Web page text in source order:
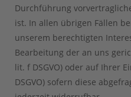
Durchführung
ist. In allen übrigen Fällen
unserem berechtigten
Bearbeitung der an uns
lit. f DSGVO) oder auf Ihrer
DSGVO) sofern diese